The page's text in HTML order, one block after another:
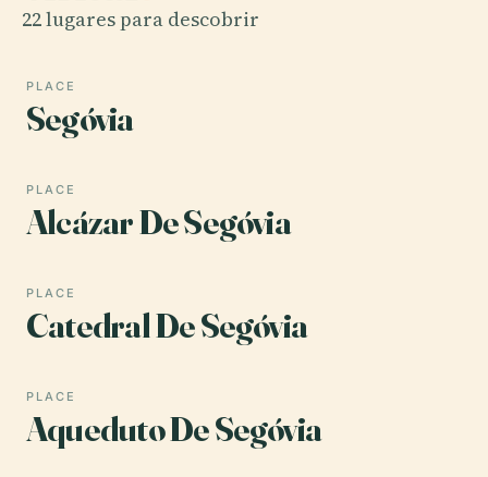
22 lugares para descobrir
PLACE
Segóvia
PLACE
Alcázar De Segóvia
PLACE
Catedral De Segóvia
PLACE
Aqueduto De Segóvia